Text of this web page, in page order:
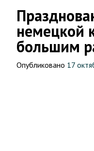
немецкой
большим
Опубликовано 17